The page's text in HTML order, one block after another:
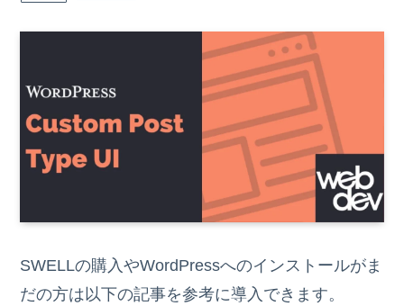
SWELLの購入やWordPressへのインストールがま
だの方は以下の記事を参考に導入できます。